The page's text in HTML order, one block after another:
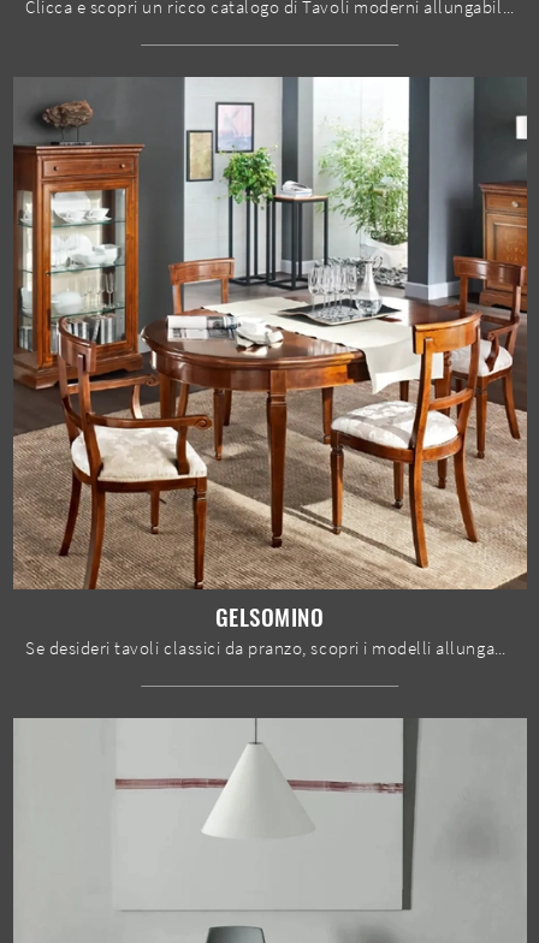
Clicca e scopri un ricco catalogo di Tavoli moderni allungabili da pranzo! Il modello Ares di Stones ti attende.
GELSOMINO
Se desideri tavoli classici da pranzo, scopri i modelli allungabili di Le Fablier: clicca e scopri il modello Gelsomino in legno.